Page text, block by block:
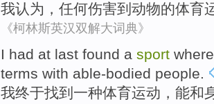
我认为 ， 任何伤害到 动物的体育
《柯林斯英汉双解大词典》
I had at last found a sport
terms with able-bodied people
我终于找到 一种体育运动， 能和